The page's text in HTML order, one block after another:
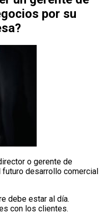
por su
o gerente de
desarrollo comercial
debe estar al día.
con los clientes.